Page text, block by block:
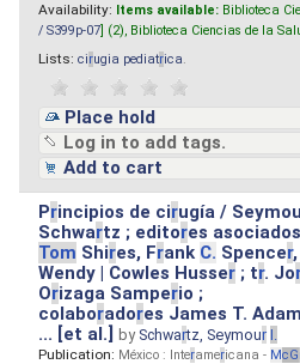
Availability: Items available: Biblioteca
/ S399p-07 ] (2), Biblioteca Ciencias de la
Lists: cirugia pediatrica
Place hold
Log in to add tags.
Add to cart
Principios de cirugía / Seymou
Schwartz ; editores asociados
Tom Shires, Frank C. Spencer,
Wendy | Cowles Husser ; tr. Jo
Orizaga Samperio ;
colaboradores James T.
... [et al.]by Schwartz, Seymour I.
Publication: México : Interamericana - McG